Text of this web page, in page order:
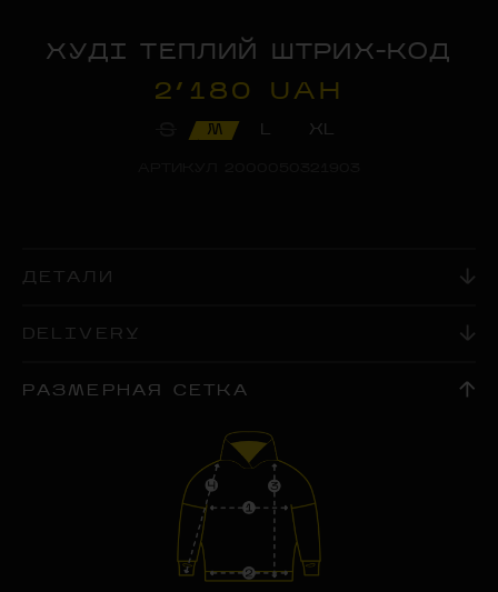
ХУДІ ТЕПЛИЙ ШТРИХ-КОД
2’180 UAH
ДЕТАЛИ
DELIVERY
РАЗМЕРНАЯ СЕТКА
M L XL